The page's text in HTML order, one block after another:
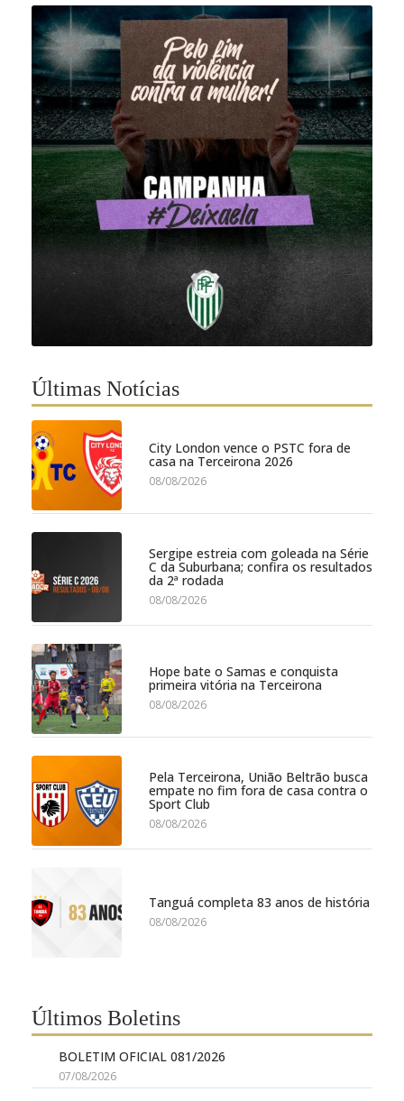
Últimas Notícias
City London vence o PSTC fora de
casa na Terceirona 2026
08/08/2026
Sergipe estreia com goleada na Série
C da Suburbana; confira os resultados
da 2ª rodada
08/08/2026
Hope bate o Samas e conquista
primeira vitória na Terceirona
08/08/2026
Pela Terceirona, União Beltrão busca
empate no fim fora de casa contra o
Sport Club
08/08/2026
Tanguá completa 83 anos de história
08/08/2026
Últimos Boletins
BOLETIM OFICIAL 081/2026
07/08/2026